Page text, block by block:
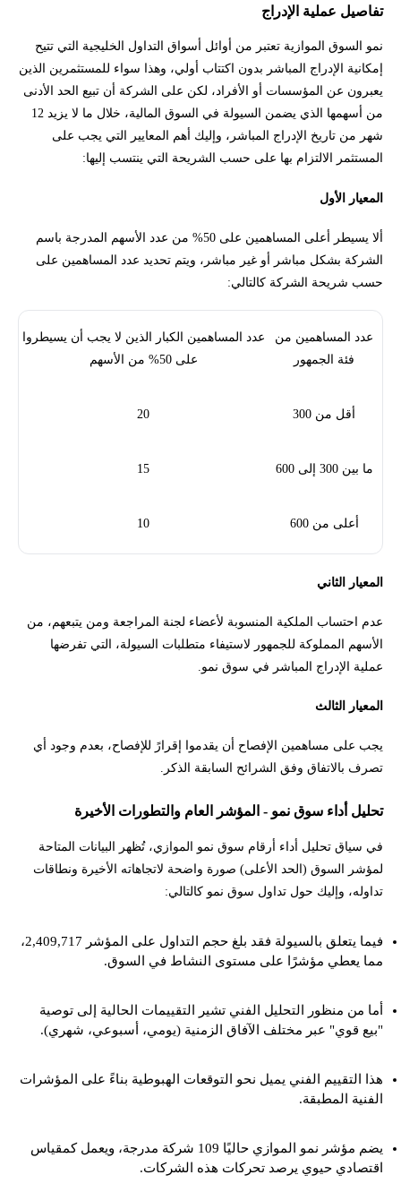
تفاصيل عملية الإدراج
نمو السوق الموازية تعتبر من أوائل أسواق التداول الخليجية التي تتيح
إمكانية الإدراج المباشر بدون اكتتاب أولي، وهذا سواء للمستثمرين الذين
يعبرون عن المؤسسات أو الأفراد، لكن على الشركة أن تبيع الحد الأدنى
من أسهمها الذي يضمن السيولة في السوق المالية، خلال ما لا يزيد 12
شهر من تاريخ الإدراج المباشر، وإليك أهم المعايير التي يجب على
المستثمر الالتزام بها على حسب الشريحة التي ينتسب إليها:
المعيار الأول
ألا يسيطر أعلى المساهمين على 50% من عدد الأسهم المدرجة باسم
الشركة بشكل مباشر أو غير مباشر، ويتم تحديد عدد المساهمين على
حسب شريحة الشركة كالتالي:
عدد المساهمين من
فئة الجمهور
عدد المساهمين الكبار الذين لا يجب أن يسيطروا
على 50% من الأسهم
أقل من 300 20
ما بين 300 إلى 600 15
أعلى من 600 10
المعيار الثاني
عدم احتساب الملكية المنسوبة لأعضاء لجنة المراجعة ومن يتبعهم، من
الأسهم المملوكة للجمهور لاستيفاء متطلبات السيولة، التي تفرضها
عملية الإدراج المباشر في سوق نمو.
المعيار الثالث
يجب على مساهمين الإفصاح أن يقدموا إقرارً للإفصاح، بعدم وجود أي
تصرف بالاتفاق وفق الشرائح السابقة الذكر.
تحليل أداء سوق نمو - المؤشر العام والتطورات الأخيرة
في سياق تحليل أداء أرقام سوق نمو الموازي، تُظهر البيانات المتاحة
لمؤشر السوق (الحد الأعلى) صورة واضحة لاتجاهاته الأخيرة ونطاقات
تداوله، وإليك حول تداول سوق نمو كالتالي:
فيما يتعلق بالسيولة فقد بلغ حجم التداول على المؤشر 2,409,717،
مما يعطي مؤشرًا على مستوى النشاط في السوق.
أما من منظور التحليل الفني تشير التقييمات الحالية إلى توصية
"بيع قوي" عبر مختلف الآفاق الزمنية (يومي، أسبوعي، شهري).
هذا التقييم الفني يميل نحو التوقعات الهبوطية بناءً على المؤشرات
الفنية المطبقة.
يضم مؤشر نمو الموازي حاليًا 109 شركة مدرجة، ويعمل كمقياس
اقتصادي حيوي يرصد تحركات هذه الشركات.